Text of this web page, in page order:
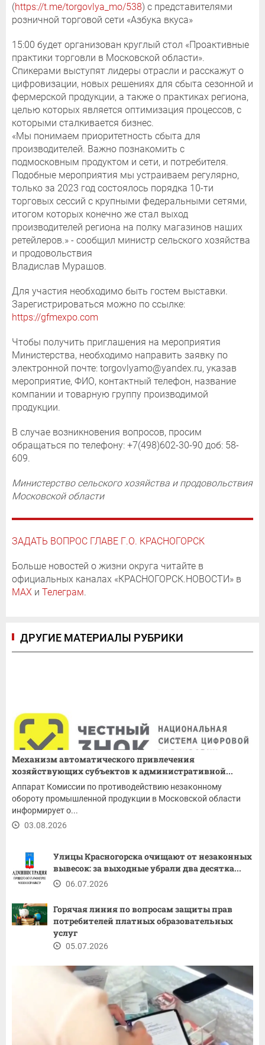
(https://t.me/torgovlya_mo/538) с представителями
розничной торговой сети «Азбука вкуса»
15:00 будет организован круглый стол «Проактивные
практики торговли в Московской области».
Спикерами выступят лидеры отрасли и расскажут о
цифровизации, новых решениях для сбыта сезонной и
фермерской продукции, а также о практиках региона,
целью которых является оптимизация процессов, с
которыми сталкивается бизнес.
«Мы понимаем приоритетность сбыта для
производителей. Важно познакомить с
подмосковным продуктом и сети, и потребителя.
Подобные мероприятия мы устраиваем регулярно,
только за 2023 год состоялось порядка 10-ти
торговых сессий с крупными федеральными сетями,
итогом которых конечно же стал выход
производителей региона на полку магазинов наших
ретейлеров.» - сообщил министр сельского хозяйства
и продовольствия
Владислав Мурашов.
Для участия необходимо быть гостем выставки.
Зарегистрироваться можно по ссылке:
https://gfmexpo.com
Чтобы получить приглашения на мероприятия
Министерства, необходимо направить заявку по
электронной почте: torgovlyamo@yandex.ru, указав
мероприятие, ФИО, контактный телефон, название
компании и товарную группу производимой
продукции.
В случае возникновения вопросов, просим
обращаться по телефону: +7(498)602-30-90 доб: 58-
609.
Министерство сельского хозяйства и продовольствия
Московской области
ЗАДАТЬ ВОПРОС ГЛАВЕ Г.О. КРАСНОГОРСК
Больше новостей о жизни округа читайте в
официальных каналах «КРАСНОГОРСК.НОВОСТИ» в
MAX и Телеграм.
ДРУГИЕ МАТЕРИАЛЫ РУБРИКИ
Механизм автоматического привлечения
хозяйствующих субъектов к административной...
Аппарат Комиссии по противодействию незаконному
обороту промышленной продукции в Московской области
информирует о...
03.08.2026
Улицы Красногорска очищают от незаконных
вывесок: за выходные убрали два десятка...
06.07.2026
Горячая линия по вопросам защиты прав
потребителей платных образовательных
услуг
05.07.2026